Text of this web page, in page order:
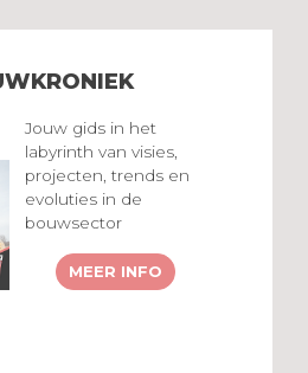
Jouw gids in het
labyrinth van visies,
projecten, trends en
evoluties in de
bouwsector
MEER INFO